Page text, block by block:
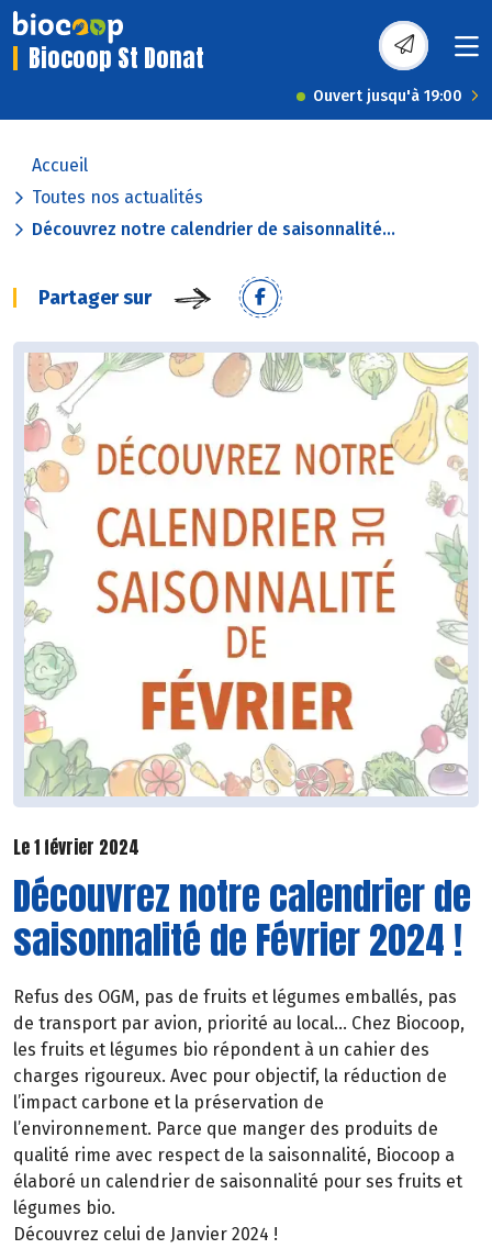
Biocoop St Donat
Ouvert jusqu'à 19:00
Accueil
Toutes nos actualités
Découvrez notre calendrier de saisonnalité...
Partager sur
Le 1 février 2024
Découvrez notre calendrier de
saisonnalité de Février 2024 !
Refus des OGM, pas de fruits et légumes emballés, pas
de transport par avion, priorité au local… Chez Biocoop,
les fruits et légumes bio répondent à un cahier des
charges rigoureux. Avec pour objectif, la réduction de
l’impact carbone et la préservation de
l’environnement. Parce que manger des produits de
qualité rime avec respect de la saisonnalité, Biocoop a
élaboré un calendrier de saisonnalité pour ses fruits et
légumes bio.
Découvrez celui de Janvier 2024 !